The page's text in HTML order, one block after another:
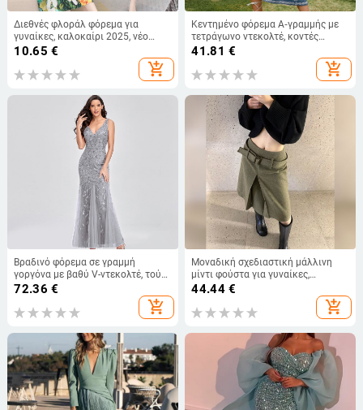
Διεθνές φλοράλ φόρεμα για
γυναίκες, καλοκαίρι 2025, νέο
υψηλής ποιότητας κομψό φόρεμα
10.65 €
add_shopping_cart
Κεντημένο φόρεμα Α‑γραμμής με
τετράγωνο ντεκολτέ, κοντές
φουσκωτές μανίκες και πιέτες,
41.81 €
add_shopping_cart
Βραδινό φόρεμα σε γραμμή
γοργόνα με βαθύ V-ντεκολτέ, τούλι
με κεντήματα και παγιέτες, χωρίς
μανίκια, επίσημο φόρεμα για
γυναίκες
72.36 €
add_shopping_cart
Μοναδική σχεδιαστική μάλλινη
μίντι φούστα για γυναίκες,
μεγέθους plus-size, χειμερινό στυλ,
κομψή Α-γραμμή, ευέλικτη και
στυλάτη
44.44€
add_shopping_cart